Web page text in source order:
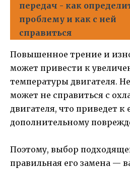
передач - как
проблему и как с ней
справиться
Повышенное трение и
может привести к
температуры двигателя.
может не справиться с
двигателя, что приведет к
дополнительному
Поэтому, выбор
правильная его замена —